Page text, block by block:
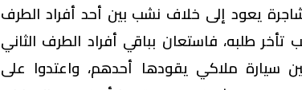
يعود إلى خلاف نشب بين أحد أفراد الطرف
تأخر طلبه، فاستعان بباقي أفراد الطرف الثاني
سيارة ملاكي يقودها أحدهم، واعتدوا على